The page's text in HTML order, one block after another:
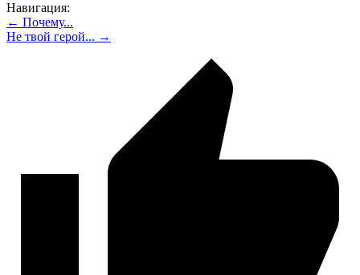
Навигация:
← Почему...
Не твой герой... →